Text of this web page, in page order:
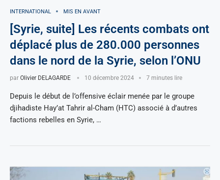
INTERNATIONAL MIS EN AVANT
[Syrie, suite] Les récents combats ont
déplacé plus de 280.000 personnes
dans le nord de la Syrie, selon l’ONU
par Olivier DELAGARDE 10 décembre 2024 7 minutes lire
Depuis le début de l’offensive éclair menée par le groupe
djihadiste Hay’at Tahrir al-Cham (HTC) associé à d’autres
factions rebelles en Syrie, …